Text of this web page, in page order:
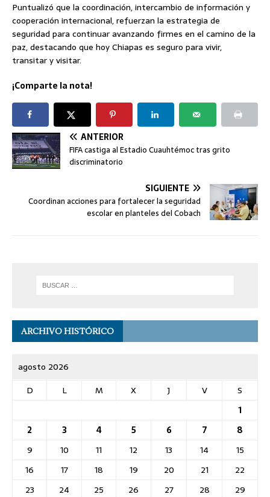
Puntualizó que la coordinación, intercambio de información y
cooperación internacional, refuerzan la estrategia de
seguridad para continuar avanzando firmes en el camino de la
paz, destacando que hoy Chiapas es seguro para vivir,
transitar y visitar.
¡Comparte la nota!
ANTERIOR
FIFA castiga al Estadio Cuauhtémoc tras grito
discriminatorio
SIGUIENTE
Coordinan acciones para fortalecer la seguridad
escolar en planteles del Cobach
ARCHIVO HISTÓRICO
agosto 2026
D
L M X J V
S
1
2
3 4 5 6 7
8
9
10 11 12 13 14
15
16
17 18 19 20 21
22
23
24 25 26 27 28
29